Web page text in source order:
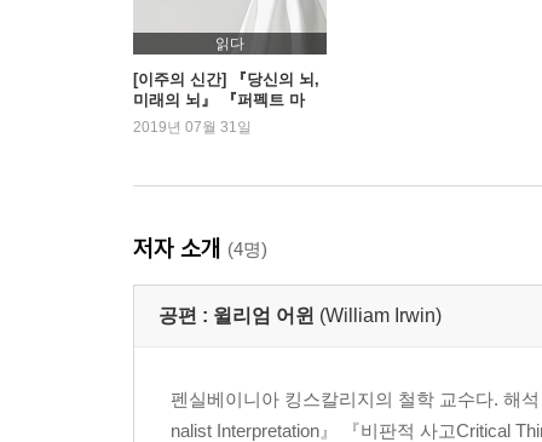
10_칸트주의적 관점에서 본 『심슨 가족』의 도덕
11_스프링필드의 가족과 정치 / 폴 A. 캔터
12_스프링필드의 위선 / 제이슨 홀트
13_얼음과자 즐기기: 번스 사장과 행복에 관하여 /
4부 『심슨 가족』과 철학자들
16_스프링필드의 마르크스주의자 / 제임스 M. 월
읽다
[이주의 신간] 『당신의 뇌,
미래의 뇌』 『퍼펙트 마
더』 외
2019년 07월 31일
저자 소개 (4명)
공편 : 윌리엄 어윈 (William Irwin)
펜실베이니아 킹스칼리지의 철학 교수다. 해
nalist Interpretation』 『비판적 사고Critical